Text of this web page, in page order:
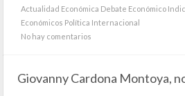
Actualidad Económica Debate Económico
Económicos Política Internacional
No hay comentarios
Giovanny Cardona Montoya,